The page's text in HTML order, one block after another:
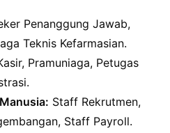
Penanggung Jawab,
Teknis Kefarmasian.
Pramuniaga, Petugas
Staff Rekrutmen,
Staff Payroll.